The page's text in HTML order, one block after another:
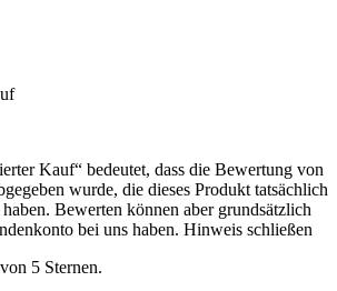
Kauf“ bedeutet, dass die Bewertung von
wurde, die dieses Produkt tatsächlich
Bewerten können aber grundsätzlich
bei uns haben. Hinweis schließen
5 Sternen.